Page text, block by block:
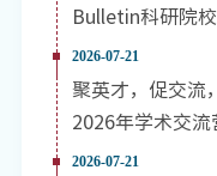
Bulletin科研院
2026-07-21
聚英才，促交
2026年学术交流
2026-07-21